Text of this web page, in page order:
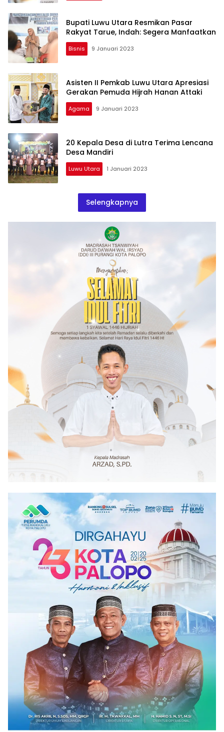
Bupati Luwu Utara Resmikan Pasar
Rakyat Tarue, Indah: Segera Manfaatkan
Bisnis 9 Januari 2023
Asisten II Pemkab Luwu Utara Apresiasi
Gerakan Pemuda Hijrah Hanan Attaki
Agama 9 Januari 2023
20 Kepala Desa di Lutra Terima Lencana
Desa Mandiri
Luwu Utara 1 Januari 2023
Selengkapnya